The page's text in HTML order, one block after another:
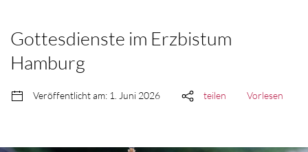
Gottesdienste im Erzbistum
Hamburg
Veröffentlicht am: 1. Juni 2026 teilen Vorlesen